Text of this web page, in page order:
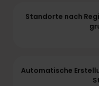
Standorte nach
Automatische